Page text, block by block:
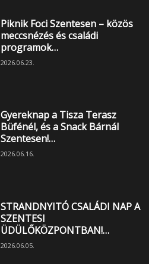
Piknik Foci Szentesen – közös
meccsnézés és családi
programok…
2026.06.23.
Gyereknap a Tisza Terasz
Büfénél, és a Snack Bárnál
Szentesen!…
2026.06.16.
STRANDNYITÓ CSALÁDI NAP A
SZENTESI
ÜDÜLŐKÖZPONTBAN!…
2026.06.05.